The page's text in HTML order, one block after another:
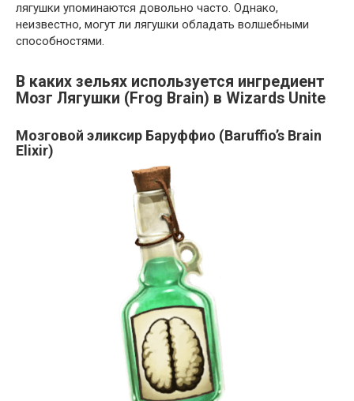
лягушки упоминаются довольно часто. Однако,
неизвестно, могут ли лягушки обладать волшебными
способностями.
В каких зельях используется ингредиент
Мозг Лягушки (Frog Brain) в Wizards Unite
Мозговой эликсир Баруффио (Baruffio’s Brain
Elixir)